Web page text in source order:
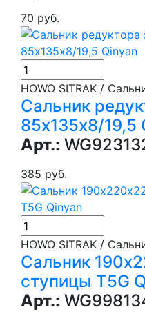
70 руб.
HOWO SITRAK /
Сальник
85х135х8/19,5
Арт.:
385 руб.
HOWO SITRAK /
Сальник
ступицы T5G
Арт.: